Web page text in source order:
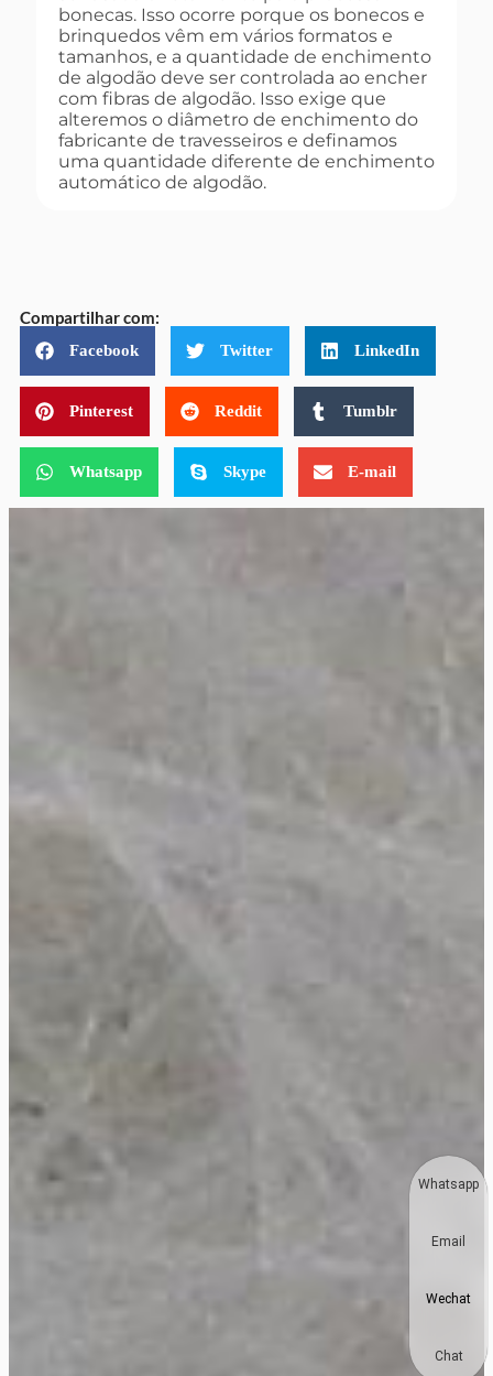
bonecas. Isso ocorre porque os bonecos e
brinquedos vêm em vários formatos e
tamanhos, e a quantidade de enchimento
de algodão deve ser controlada ao encher
com fibras de algodão. Isso exige que
alteremos o diâmetro de enchimento do
fabricante de travesseiros e definamos
uma quantidade diferente de enchimento
automático de algodão.
Compartilhar com:
Facebook Twitter LinkedIn
Pinterest Reddit Tumblr
Whatsapp Skype E-mail
Whatsapp
Email
Wechat
Chat